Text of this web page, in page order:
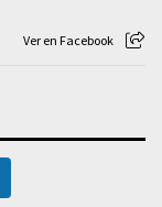
Ver en Facebook